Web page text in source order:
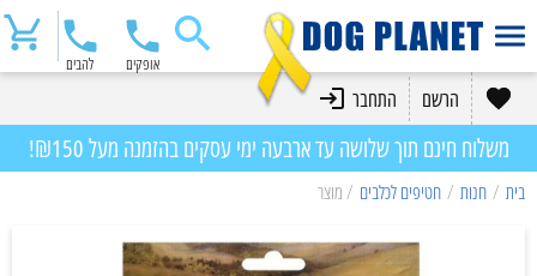
אופקים להבים
הרשם התחבר
משלוח חינם תוך שלושה עד ארבעה ימי עסקים בהזמנה מעל ₪150!
בית / חנות / חטיפים לכלבים / מוצר